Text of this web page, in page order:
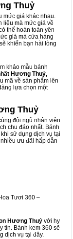
Thuỷ
mức giá khác nhau.
liệu mà mức giá về
thể hoàn toàn yên
giá mà cửa hàng
khiến bạn hài lòng
khảo mẫu bánh
Hương Thuỷ,
mã về sản phẩm lên
lựa chọn một
Thuỷ
đội ngũ nhân viên
chu đáo nhất. Bánh
sử dụng dịch vụ tại
ưu đãi hấp dẫn
Tươi 360 –
Hương Thuỷ với hy
tín. Bánh kem 360 sẽ
dịch vụ tại đây.